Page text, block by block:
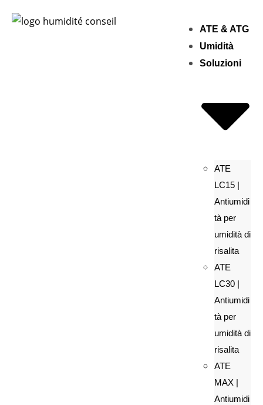
ATE & ATG
Umidità
Soluzioni
ATE
LC15 |
Antiumidi
tà per
umidità di
risalita
ATE
LC30 |
Antiumidi
tà per
umidità di
risalita
ATE
MAX |
Antiumidi